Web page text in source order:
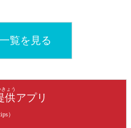
覧を見る
供
ょう
アプリ
）